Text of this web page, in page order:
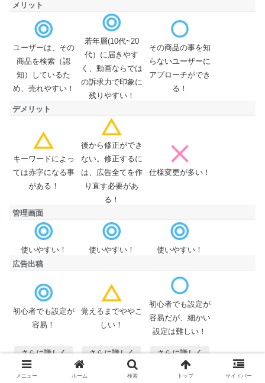
メリット
メリット
デメリット
デメリット
管理画面
管理画面
広告出稿
広告出稿
ユーザーは、その
商品を検索（認
知）しているた
め、売れやすい！
キーワードによっ
ては赤字になる事
がある！
使いやすい！
初心者でも設定が
容易！
さらに詳しく
公式サイト
若年層(10代~20
代）に届きやす
く、動画ならでは
の訴求力で印象に
残りやすい！
後から修正ができ
ない。修正するに
は、広告全てを作
り直す必要があ
る！
使いやすい！
覚えるまでややこ
しい！
さらに詳しく
公式サイト
その商品の事を知
らないユーザーに
アプローチができ
る！
仕様変更が多い！
使いやすい！
初心者でも設定が
容易だが、細かい
設定は難しい！
さらに詳しく
公式サイト
メニュー ホーム 検索 トップ サイドバー